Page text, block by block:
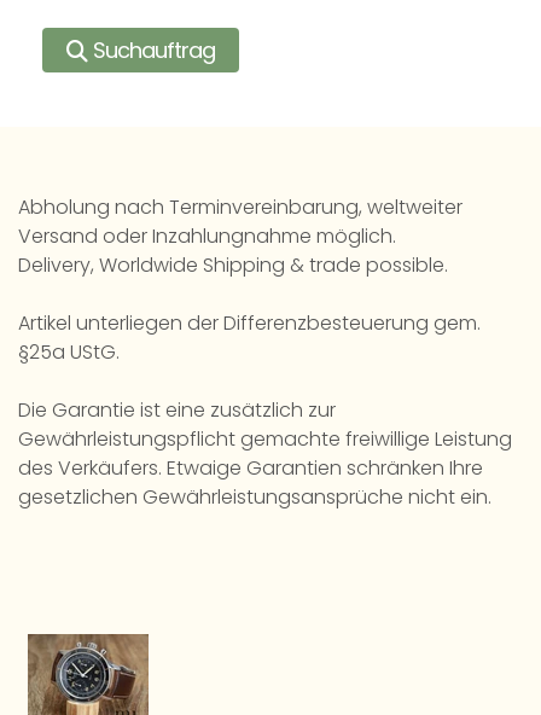
Suchauftrag
Abholung nach Terminvereinbarung, weltweiter
Versand oder Inzahlungnahme möglich.
Delivery, Worldwide Shipping & trade possible.
Artikel unterliegen der Differenzbesteuerung gem.
§25a UStG.
Die Garantie ist eine zusätzlich zur
Gewährleistungspflicht gemachte freiwillige Leistung
des Verkäufers. Etwaige Garantien schränken Ihre
gesetzlichen Gewährleistungsansprüche nicht ein.